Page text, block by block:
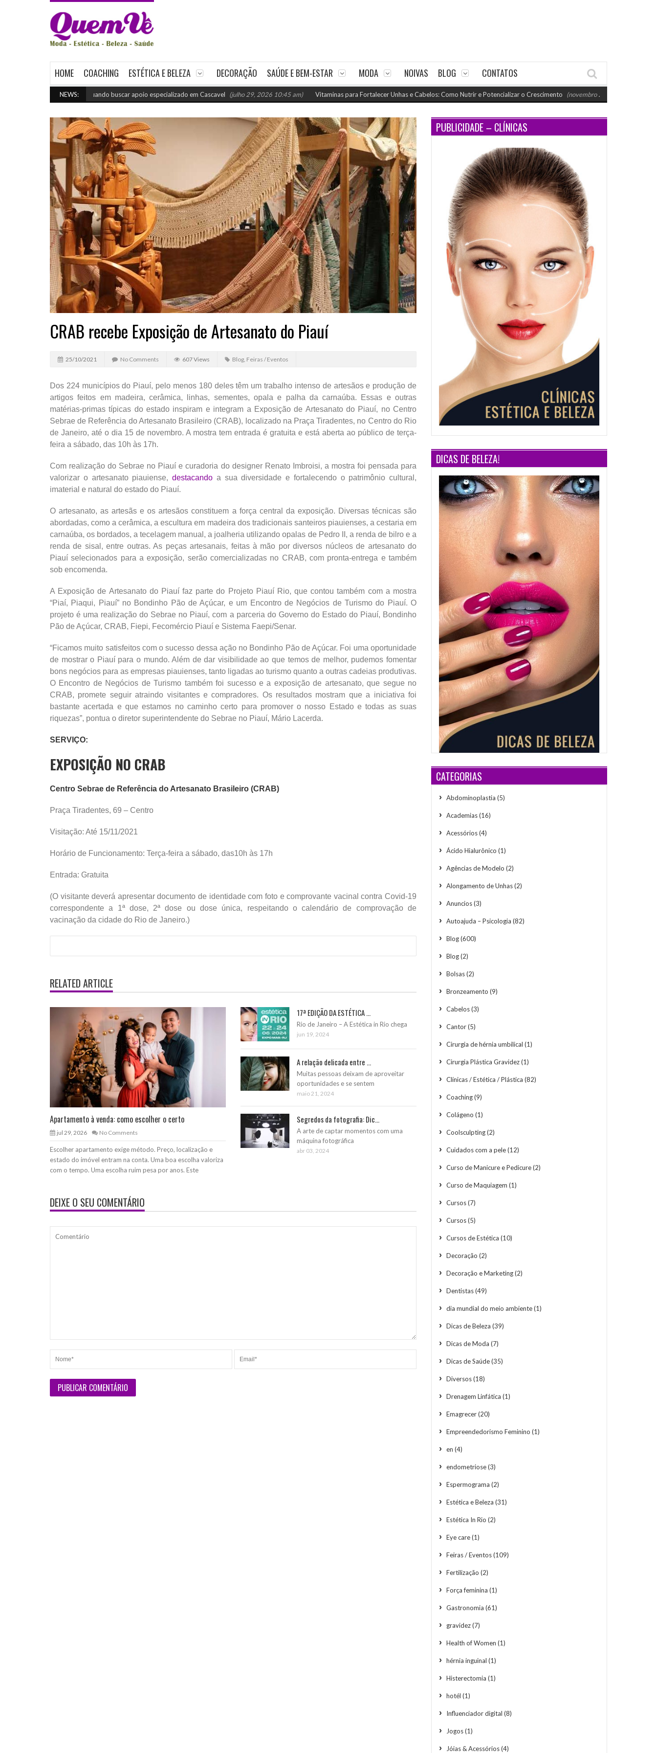
HOME COACHING ESTÉTICA E BELEZA DECORAÇÃO SAÚDE E BEM-ESTAR MODA NOIVAS BLOG CONTATOS
NEWS:
Quando buscar apoio especializado em Cascavel (julho 29, 2026 10:45 am) Vitaminas para Fortalecer Unhas e Cabelos: Como Nutrir e Potencializar o Crescimento (novembro 26, 2024 11:18 am)
CRAB recebe Exposição de Artesanato do Piauí
25/10/2021 No Comments 607 Views Blog, Feiras / Eventos
Dos 224 municípios do Piauí, pelo menos 180 deles têm um trabalho intenso de artesãos e produção de
artigos feitos em madeira, cerâmica, linhas, sementes, opala e palha da carnaúba. Essas e outras
matérias-primas típicas do estado inspiram e integram a Exposição de Artesanato do Piauí, no Centro
Sebrae de Referência do Artesanato Brasileiro (CRAB), localizado na Praça Tiradentes, no Centro do Rio
de Janeiro, até o dia 15 de novembro. A mostra tem entrada é gratuita e está aberta ao público de terça-
feira a sábado, das 10h às 17h.
Com realização do Sebrae no Piauí e curadoria do designer Renato Imbroisi, a mostra foi pensada para
valorizar o artesanato piauiense, destacando a sua diversidade e fortalecendo o patrimônio cultural,
imaterial e natural do estado do Piauí.
O artesanato, as artesãs e os artesãos constituem a força central da exposição. Diversas técnicas são
abordadas, como a cerâmica, a escultura em madeira dos tradicionais santeiros piauienses, a cestaria em
carnaúba, os bordados, a tecelagem manual, a joalheria utilizando opalas de Pedro II, a renda de bilro e a
renda de sisal, entre outras. As peças artesanais, feitas à mão por diversos núcleos de artesanato do
Piauí selecionados para a exposição, serão comercializadas no CRAB, com pronta-entrega e também
sob encomenda.
A Exposição de Artesanato do Piauí faz parte do Projeto Piauí Rio, que contou também com a mostra
“Piaí, Piaqui, Piauí” no Bondinho Pão de Açúcar, e um Encontro de Negócios de Turismo do Piauí. O
projeto é uma realização do Sebrae no Piauí, com a parceria do Governo do Estado do Piauí, Bondinho
Pão de Açúcar, CRAB, Fiepi, Fecomércio Piauí e Sistema Faepi/Senar.
“Ficamos muito satisfeitos com o sucesso dessa ação no Bondinho Pão de Açúcar. Foi uma oportunidade
de mostrar o Piauí para o mundo. Além de dar visibilidade ao que temos de melhor, pudemos fomentar
bons negócios para as empresas piauienses, tanto ligadas ao turismo quanto a outras cadeias produtivas.
O Encontro de Negócios de Turismo também foi sucesso e a exposição de artesanato, que segue no
CRAB, promete seguir atraindo visitantes e compradores. Os resultados mostram que a iniciativa foi
bastante acertada e que estamos no caminho certo para promover o nosso Estado e todas as suas
riquezas”, pontua o diretor superintendente do Sebrae no Piauí, Mário Lacerda.
SERVIÇO:
EXPOSIÇÃO NO CRAB
Centro Sebrae de Referência do Artesanato Brasileiro (CRAB)
Praça Tiradentes, 69 – Centro
Visitação: Até 15/11/2021
Horário de Funcionamento: Terça-feira a sábado, das10h às 17h
Entrada: Gratuita
(O visitante deverá apresentar documento de identidade com foto e comprovante vacinal contra Covid-19
correspondente a 1ª dose, 2ª dose ou dose única, respeitando o calendário de comprovação de
vacinação da cidade do Rio de Janeiro.)
RELATED ARTICLE
Apartamento à venda: como escolher o certo
jul 29, 2026 No Comments
Escolher apartamento exige método. Preço, localização e
estado do imóvel entram na conta. Uma boa escolha valoriza
com o tempo. Uma escolha ruim pesa por anos. Este
17ª EDIÇÃO DA ESTÉTICA ...
Rio de Janeiro – A Estética in Rio chega
jun 19, 2024
A relação delicada entre ...
Muitas pessoas deixam de aproveitar
oportunidades e se sentem
maio 21, 2024
Segredos da fotografia: Dic...
A arte de captar momentos com uma
máquina fotográfica
abr 03, 2024
DEIXE O SEU COMENTÁRIO
PUBLICIDADE – CLÍNICAS
DICAS DE BELEZA!
CATEGORIAS
Abdominoplastia (5)
Academias(16)
Acessórios(4)
Ácido Hialurônico (1)
Agências de Modelo (2)
Alongamento de Unhas(2)
Anuncios(3)
Autoajuda – Psicologia (82)
Blog(600)
Blog(2)
Bolsas(2)
Bronzeamento (9)
Cabelos(3)
Cantor(5)
Cirurgia de hérnia umbilical (1)
Cirurgia Plástica Gravidez(1)
Clínicas / Estética / Plástica (82)
Coaching(9)
Colágeno (1)
Coolsculpting(2)
Cuidados com a pele(12)
Curso de Manicure e Pedicure(2)
Curso de Maquiagem (1)
Cursos(7)
Cursos(5)
Cursos de Estética (10)
Decoração (2)
Decoração e Marketing(2)
Dentistas(49)
dia mundial do meio ambiente(1)
Dicas de Beleza (39)
Dicas de Moda (7)
Dicas de Saúde(35)
Diversos(18)
Drenagem Linfática (1)
Emagrecer(20)
Empreendedorismo Feminino (1)
en (4)
endometriose(3)
Espermograma (2)
Estética e Beleza (31)
Estética In Rio (2)
Eye care(1)
Feiras / Eventos(109)
Fertilização (2)
Força feminina (1)
Gastronomia (61)
gravidez(7)
Health of Women (1)
hérnia inguinal (1)
Histerectomia (1)
hotél (1)
Influenciador digital (8)
Jogos(1)
Jóias & Acessórios(4)